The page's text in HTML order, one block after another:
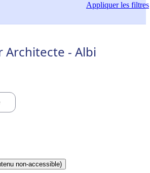
Appliquerles filtres
Architecte - Albi
non-accessible)